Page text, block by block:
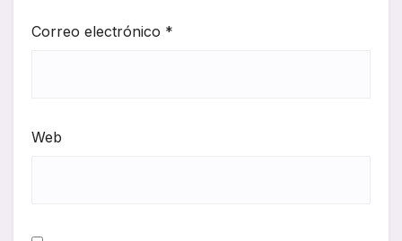
Correo electrónico *
Web